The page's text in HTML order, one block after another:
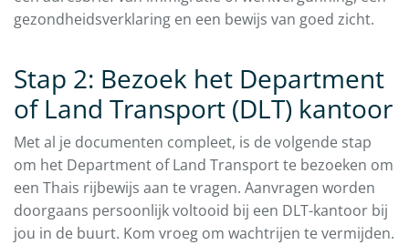
gezondheidsverklaring en een bewijs van goed zicht.
Stap 2: Bezoek het Department
of Land Transport (DLT) kantoor
Met al je documenten compleet, is de volgende stap
om het Department of Land Transport te bezoeken om
een Thais rijbewijs aan te vragen. Aanvragen worden
doorgaans persoonlijk voltooid bij een DLT-kantoor bij
jou in de buurt. Kom vroeg om wachtrijen te vermijden.